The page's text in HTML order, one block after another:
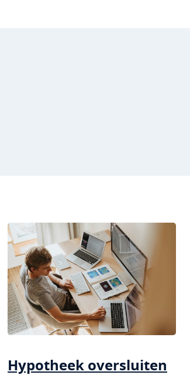
Hypotheek oversluiten